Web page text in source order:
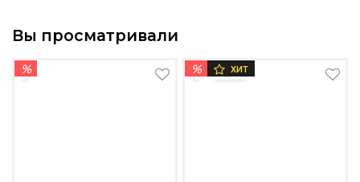
Вы просматривали
% % ХИТ